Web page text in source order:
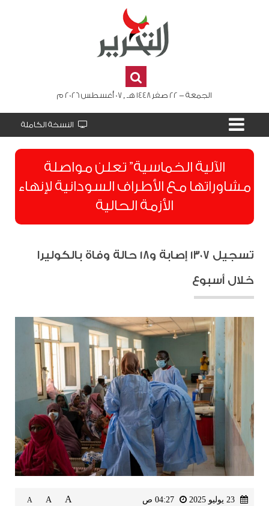
الجمعة - 22 صفر 1448 هـ , 07 أغسطس 2026 م
النسخة الكاملة
الآلية الخماسية” تعلن مواصلة
مشاوراتها مع الأطراف السودانية لإنهاء
الأزمة الحالية
تسجيل ١٣٠٧ إصابة و١٨ حالة وفاة بالكوليرا
خلال أسبوع
A
A
A